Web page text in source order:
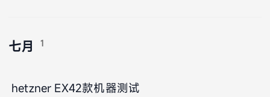
七月 1
hetzner EX42款机器测试